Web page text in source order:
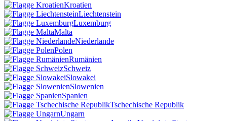
Kroatien
Liechtenstein
Luxemburg
Malta
Niederlande
Polen
Rumänien
Schweiz
Slowakei
Slowenien
Spanien
Tschechische Republik
Ungarn